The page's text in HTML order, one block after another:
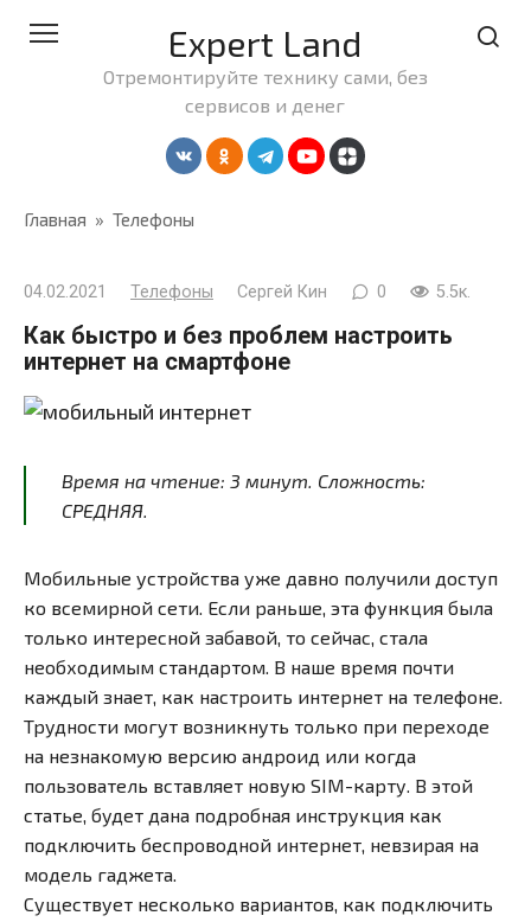
Expert Land
Отремонтируйте технику сами, без
сервисов и денег
Главная » Телефоны
04.02.2021 Телефоны Сергей Кин 0 5.5к.
Как быстро и без проблем настроить
интернет на смартфоне
Время на чтение: 3 минут . Сложность:
СРЕДНЯЯ.
Мобильные устройства уже давно получили доступ
ко всемирной сети. Если раньше, эта функция была
только интересной забавой, то сейчас, стала
необходимым стандартом. В наше время почти
каждый знает, как настроить интернет на телефоне.
Трудности могут возникнуть только при переходе
на незнакомую версию андроид или когда
пользователь вставляет новую SIM-карту. В этой
статье, будет дана подробная инструкция как
подключить беспроводной интернет, невзирая на
модель гаджета.
Существует несколько вариантов, как подключить